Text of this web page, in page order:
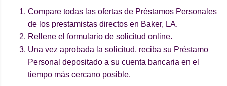
Compare todas las ofertas de Préstamos Personales
de los prestamistas directos en Baker, LA.
Rellene el formulario de solicitud online.
Una vez aprobada la solicitud, reciba su Préstamo
Personal depositado a su cuenta bancaria en el
tiempo más cercano posible.